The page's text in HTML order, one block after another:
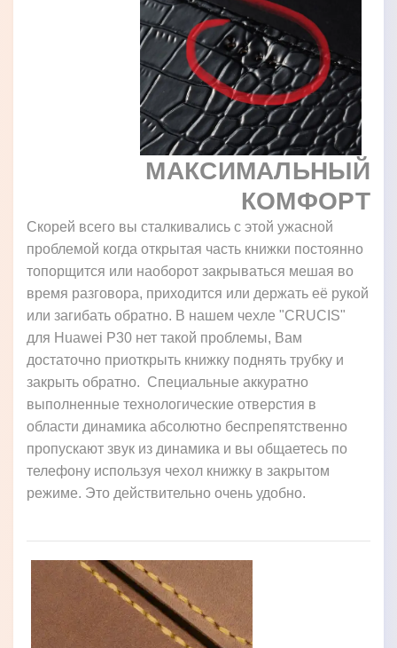
МАКСИМАЛЬНЫЙ
КОМФОРТ
Скорей всего вы сталкивались с этой ужасной
проблемой когда открытая часть книжки постоянно
топорщится или наоборот закрываться мешая во
время разговора, приходится или держать её рукой
или загибать обратно. В нашем чехле "CRUCIS"
для Huawei P30 нет такой проблемы, Вам
достаточно приоткрыть книжку поднять трубку и
закрыть обратно. Специальные аккуратно
выполненные технологические отверстия в
области динамика абсолютно беспрепятственно
пропускают звук из динамика и вы общаетесь по
телефону используя чехол книжку в закрытом
режиме. Это действительно очень удобно.